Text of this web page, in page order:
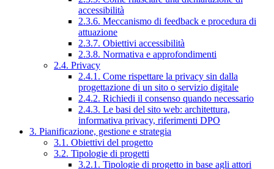
accessibilità
2.3.6. Meccanismo di feedback e procedura di
attuazione
2.3.7. Obiettivi accessibilità
2.3.8. Normativa e approfondimenti
2.4. Privacy
2.4.1. Come rispettare la privacy sin dalla
progettazione di un sito o servizio digitale
2.4.2. Richiedi il consenso quando necessario
2.4.3. Le basi del sito web: architettura,
informativa privacy, riferimenti DPO
3. Pianificazione, gestione e strategia
3.1. Obiettivi del progetto
3.2. Tipologie di progetti
3.2.1. Tipologie di progetto in base agli attori